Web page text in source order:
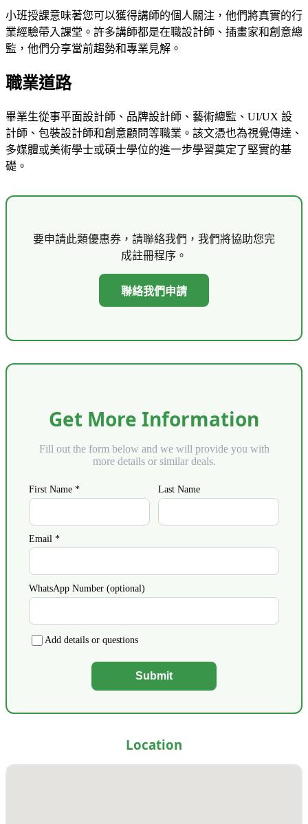
小班授課意味著您可以獲得講師的個人關注，他們將真實的行
業經驗帶入課堂。許多講師都是在職設計師、插畫家和創意總
監，他們分享當前趨勢和專業見解。
職業道路
畢業生從事平面設計師、品牌設計師、藝術總監、UI/UX 設
計師、包裝設計師和創意顧問等職業。該文憑也為視覺傳達、
多媒體或美術學士或碩士學位的進一步學習奠定了堅實的基
礎。
要申請此類優惠券，請聯絡我們，我們將協助您完
成註冊程序。
聯絡我們申請
Get More Information
Fill out the form below and we will provide you with
more details or similar deals.
First Name * Last Name
Email *
WhatsApp Number (optional)
Add details or questions
Submit
Location